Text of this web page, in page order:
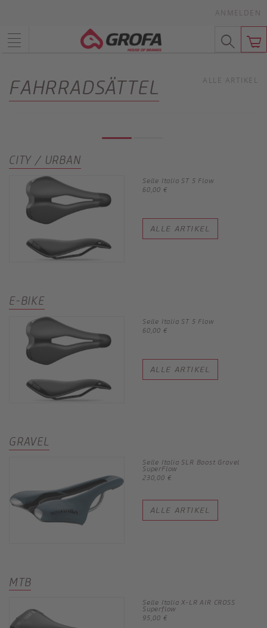
ANMELDEN
ALLE ARTIKEL
FAHRRADSÄTTEL
CITY / URBAN
Selle Italia ST 5 Flow
60,00 €
ALLE ARTIKEL
E-BIKE
Selle Italia ST 5 Flow
60,00 €
ALLE ARTIKEL
GRAVEL
Selle Italia SLR Boost Gravel
SuperFlow
230,00 €
ALLE ARTIKEL
MTB
Selle Italia X-LR AIR CROSS
Superflow
95,00 €